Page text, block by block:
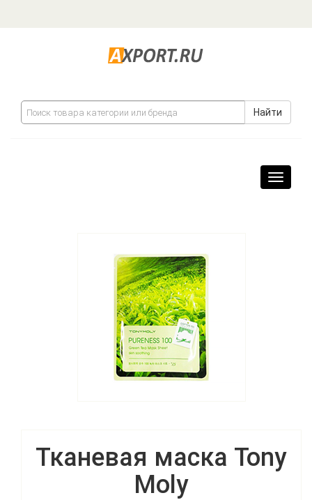
Найти
Тканевая маска Tony
Moly